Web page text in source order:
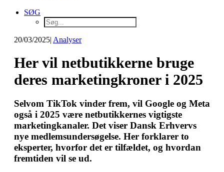
SØG
20/03/2025| Analyser
Her vil netbutikkerne bruge
deres marketingkroner i 2025
Selvom TikTok vinder frem, vil Google og Meta
også i 2025 være netbutikkernes vigtigste
marketingkanaler. Det viser Dansk Erhvervs
nye medlemsundersøgelse. Her forklarer to
eksperter, hvorfor det er tilfældet, og hvordan
fremtiden vil se ud.